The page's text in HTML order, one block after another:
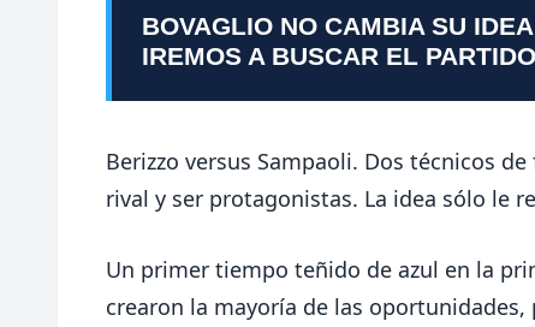
BOVAGLIO NO CAMBIA SU
IREMOS A BUSCAR EL
Berizzo versus Sampaoli. Dos técnicos
rival y ser protagonistas. La idea sólo le
Un primer tiempo teñido de azul en la
crearon la mayoría de las